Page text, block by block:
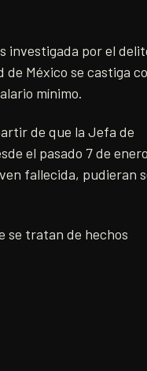
investigada por el
de México se castiga
mínimo.
de que la Jefa de
el pasado 7 de
fallecida, pudieran
se tratan de hechos